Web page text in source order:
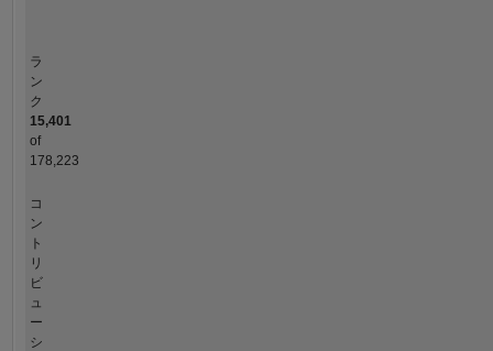
ラ
ン
ク
15,401
of
178,223
コ
ン
ト
リ
ビ
ュ
ー
シ